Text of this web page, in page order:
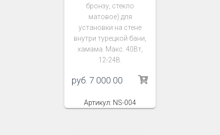
бронзу, стекло
матовое) для
установки на стене
внутри турецкой бани,
хамама. Макс. 40Вт,
12-24В.
руб. 7 000 00
Артикул: NS-004